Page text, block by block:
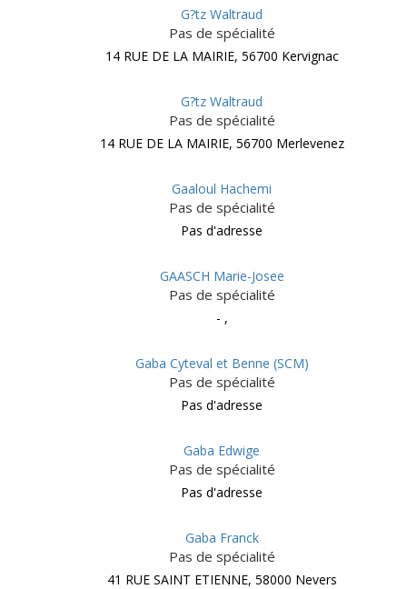
G?tz Waltraud
Pas de spécialité
14 RUE DE LA MAIRIE, 56700 Kervignac
G?tz Waltraud
Pas de spécialité
14 RUE DE LA MAIRIE, 56700 Merlevenez
Gaaloul Hachemi
Pas de spécialité
Pas d'adresse
GAASCH Marie-Josee
Pas de spécialité
- ,
Gaba Cyteval et Benne (SCM)
Pas de spécialité
Pas d'adresse
Gaba Edwige
Pas de spécialité
Pas d'adresse
Gaba Franck
Pas de spécialité
41 RUE SAINT ETIENNE, 58000 Nevers